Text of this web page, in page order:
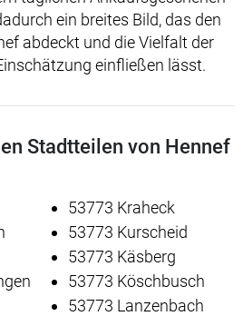
ein breites Bild, das den
abdeckt und die Vielfalt der
einfließen lässt.
Stadtteilen von Hennef
53773 Kraheck
53773 Kurscheid
53773 Käsberg
53773 Köschbusch
53773 Lanzenbach